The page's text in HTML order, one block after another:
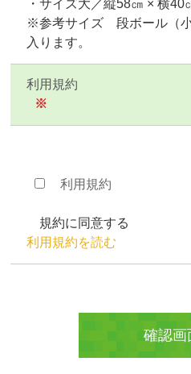
・サイズ大／縦58㎝ × 横40
※参考サイズ 段ボール（
入ります。
利用規約
※
利用規約
規約に同意する
利用規約を読む